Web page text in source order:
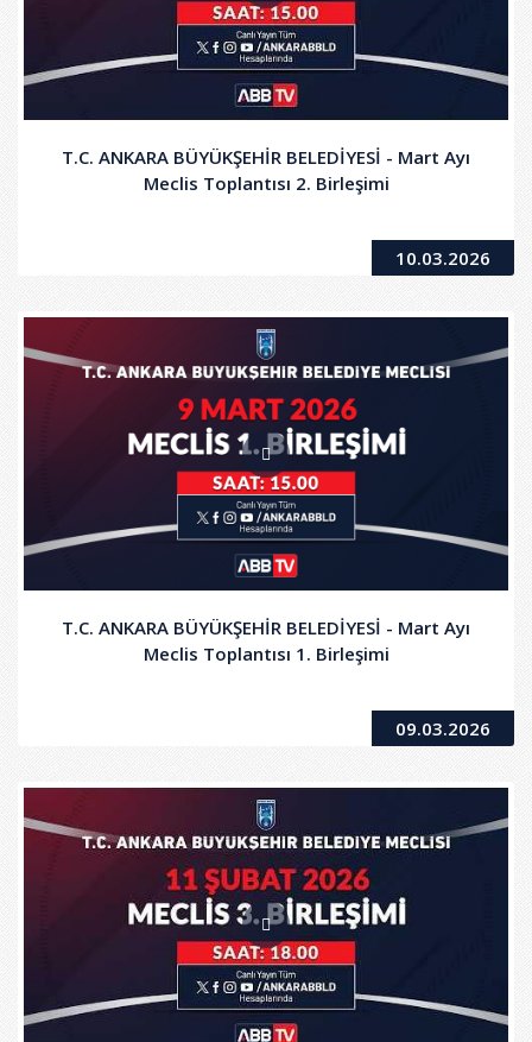
T.C. ANKARA BÜYÜKŞEHİR BELEDİYESİ - Mart Ayı
Meclis Toplantısı 2. Birleşimi
10.03.2026
T.C. ANKARA BÜYÜKŞEHİR BELEDİYESİ - Mart Ayı
Meclis Toplantısı 1. Birleşimi
09.03.2026